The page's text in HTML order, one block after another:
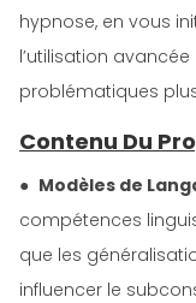
hypnose, en vous
l’utilisation
problématiques
Contenu Du
● Modèles de
compétences
que les
influencer le